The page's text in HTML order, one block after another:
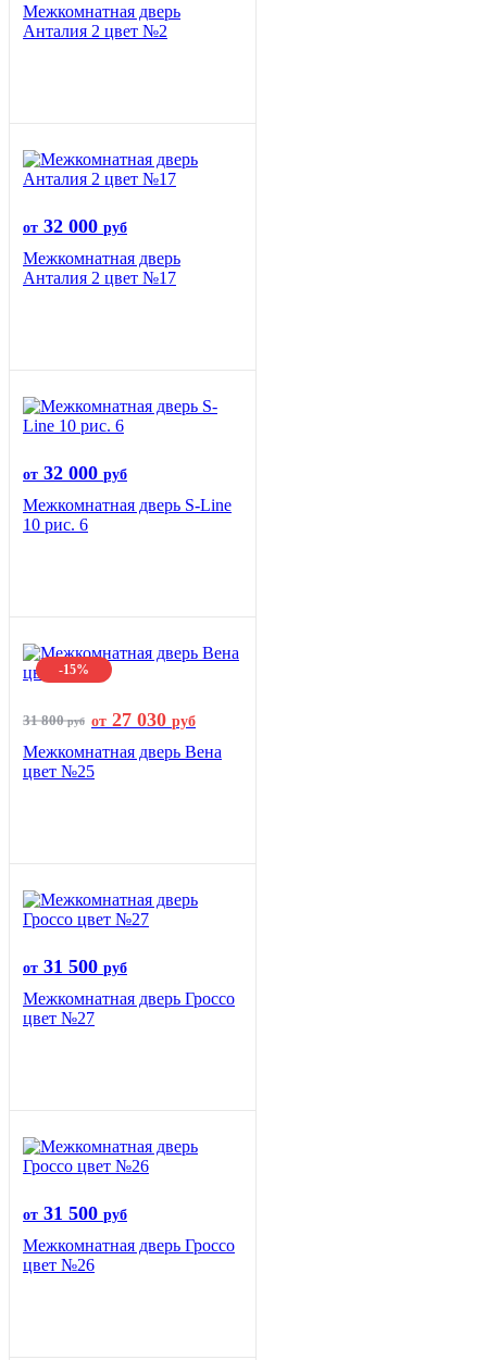
Межкомнатная дверь
Анталия 2 цвет №2
от 32 000 руб
Межкомнатная дверь
Анталия 2 цвет №17
от 32 000 руб
Межкомнатная дверь S-Line
10 рис. 6
-15%
31 800руб от 27 030 руб
Межкомнатная дверь Вена
цвет №25
от 31 500 руб
Межкомнатная дверь Гроссо
цвет №27
от 31 500 руб
Межкомнатная дверь Гроссо
цвет №26